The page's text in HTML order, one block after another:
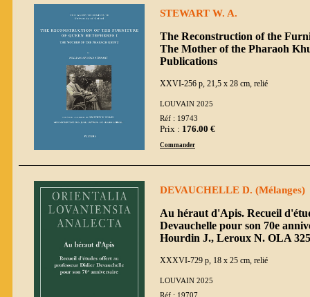
STEWART W. A.
The Reconstruction of the
The Mother of the Pharaoh
Publications
XXVI-256 p, 21,5 x 28 cm, relié
LOUVAIN 2025
Réf : 19743
Prix : 176.00 €
Commander
DEVAUCHELLE D. (Mélanges)
Au héraut d'Apis. Recueil
Devauchelle pour son 70e
Hourdin J., Leroux N. OLA 325
XXXVI-729 p, 18 x 25 cm, relié
LOUVAIN 2025